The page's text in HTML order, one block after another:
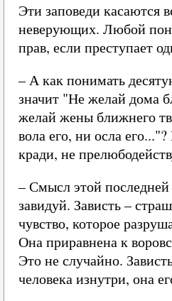
Эти заповеди касаются
неверующих. Любой
прав, если преступает
– А как понимать
значит "Не желай дома
желай жены ближнего
вола его, ни осла
кради, не
– Смысл этой последней
завидуй. Зависть –
чувство, которое
Она приравнена к
Это не случайно.
человека изнутри, она